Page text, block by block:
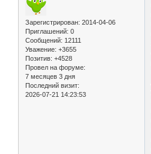
Зарегистрирован: 2014-04-06
Приглашений: 0
Сообщений: 12111
Уважение: +3655
Позитив: +4528
Провел на форуме:
7 месяцев 3 дня
Последний визит:
2026-07-21 14:23:53